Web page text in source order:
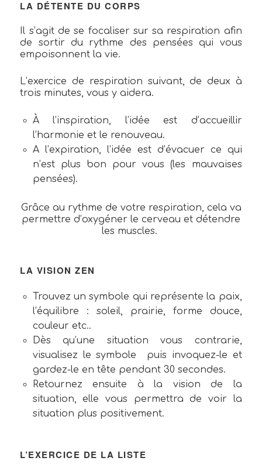
LA DÉTENTE DU CORPS
Il s’agit de se focaliser sur sa respiration afin
de sortir du rythme des pensées qui vous
empoisonnent la vie.
L’exercice de respiration suivant, de deux à
trois minutes, vous y aidera.
À l’inspiration, l’idée est d’accueillir
l’harmonie et le renouveau.
A l’expiration, l’idée est d’évacuer ce qui
n’est plus bon pour vous (les mauvaises
pensées).
Grâce au rythme de votre respiration, cela va
permettre d’oxygéner le cerveau et détendre
les muscles.
LA VISION ZEN
Trouvez un symbole qui représente la paix,
l’équilibre : soleil, prairie, forme douce,
couleur etc..
Dès qu’une situation vous contrarie,
visualisez le symbole puis invoquez-le et
gardez-le en tête pendant 30 secondes.
Retournez ensuite à la vision de la
situation, elle vous permettra de voir la
situation plus positivement.
L’EXERCICE DE LA LISTE